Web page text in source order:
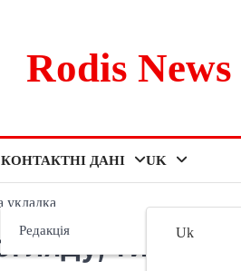
Rodis News
КОНТАКТНІ ДАНІ
Редакція
UK
Uk
укладка
типи та